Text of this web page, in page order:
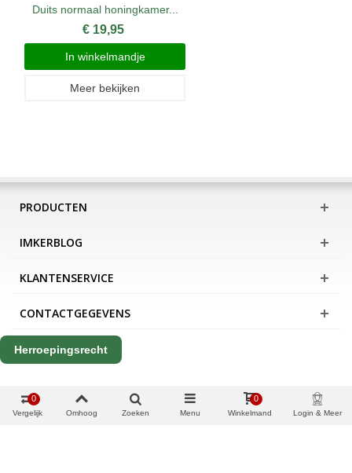
Duits normaal honingkamer...
€ 19,95
In winkelmandje
Meer bekijken
PRODUCTEN
IMKERBLOG
KLANTENSERVICE
CONTACTGEGEVENS
Herroepingsrecht
Vergelijk
0
Omhoog Zoeken Menu Winkelmand
0
Login & Meer